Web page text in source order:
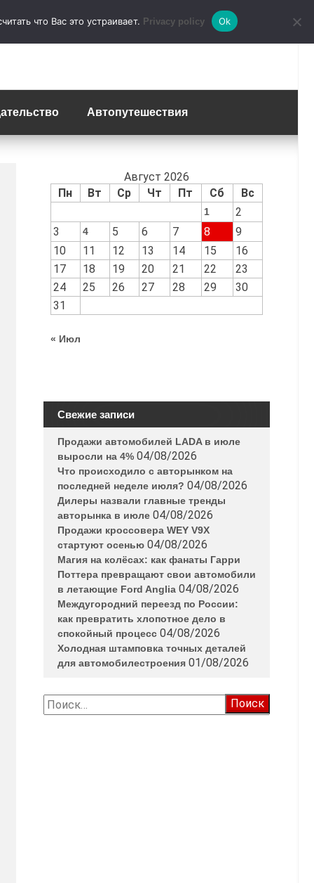
Автопутешествия
Август 2026
Пн
Вт Ср Чт Пт Сб Вс
1
2
3
4 5 6 7 8
9
10
11 12 13 14 15
16
17
18 19 20 21 22
23
24
25 26 27 28 29
30
31
« Июл
Свежие записи
Продажи автомобилей LADA в июле
выросли на 4% 04/08/2026
Что происходило с авторынком на
последней неделе июля? 04/08/2026
Дилеры назвали главные тренды
авторынка в июле 04/08/2026
Продажи кроссовера WEY V9X
стартуют осенью 04/08/2026
Магия на колёсах: как фанаты Гарри
Поттера превращают свои автомобили
в летающие Ford Anglia 04/08/2026
Междугородний переезд по России:
как превратить хлопотное дело в
спокойный процесс 04/08/2026
Холодная штамповка точных деталей
для автомобилестроения 01/08/2026
Найти:
что Вас это устраивает. Privacy policy Ok